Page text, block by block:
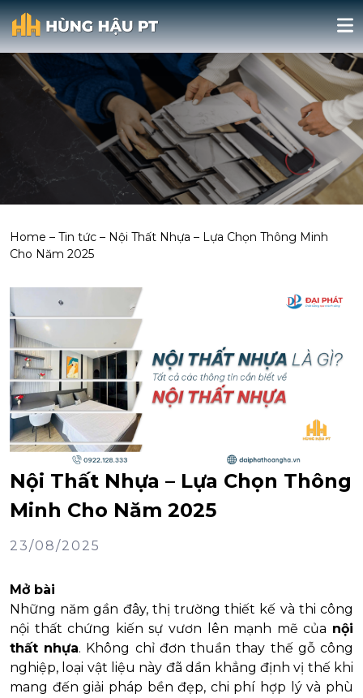
Home – Tin tức – Nội Thất Nhựa – Lựa Chọn Thông Minh
Cho Năm 2025
Nội Thất Nhựa – Lựa Chọn Thông
Minh Cho Năm 2025
23/08/2025
Mở bài
Những năm gần đây, thị trường thiết kế và thi công
nội thất chứng kiến sự vươn lên mạnh mẽ của nội
thất nhựa. Không chỉ đơn thuần thay thế gỗ công
nghiệp, loại vật liệu này đã dần khẳng định vị thế khi
mang đến giải pháp bền đẹp, chi phí hợp lý và phù